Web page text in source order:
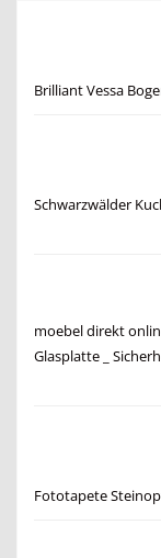
Brilliant Vessa
Schwarzwälder
moebel direkt
Glasplatte _
Fototapete